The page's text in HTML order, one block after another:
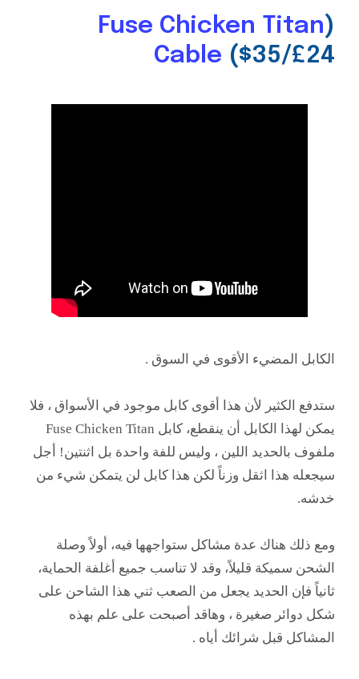
(
Fuse Chicken Titan
Cable ($35/£24
الكابل المضيء الأقوى في السوق .
ستدفع الكثير لأن هذا أقوى كابل موجود في الأسواق ، فلا
يمكن لهذا الكابل أن ينقطع، كابل Fuse Chicken Titan
ملفوف بالحديد اللين ، وليس للفة واحدة بل اثنتين! أجل
سيجعله هذا اثقل وزناً لكن هذا كابل لن يتمكن شيء من
خدشه.
ومع ذلك هناك عدة مشاكل ستواجهها فيه، أولاً وصلة
الشحن سميكة قليلاً، وقد لا تناسب جميع أغلفة الحماية،
ثانياً فإن الحديد يجعل من الصعب ثني هذا الشاحن على
شكل دوائر صغيرة ، وهاقد أصبحت على علم بهذه
المشاكل قبل شرائك أياه .